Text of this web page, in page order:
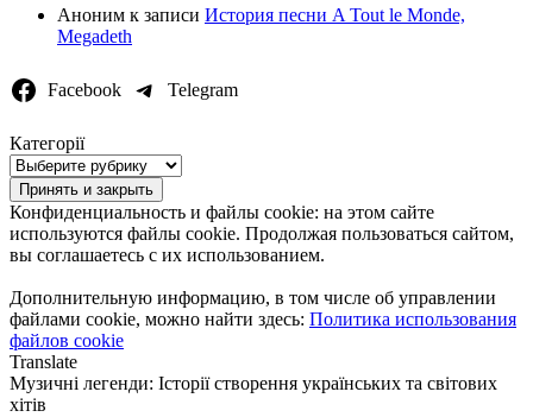
Аноним к записи История песни A Tout le Monde,
Megadeth
Facebook Telegram
Категорії
Категорії
Конфиденциальность и файлы cookie: на этом сайте
используются файлы cookie. Продолжая пользоваться сайтом,
вы соглашаетесь с их использованием.
Дополнительную информацию, в том числе об управлении
файлами cookie, можно найти здесь: Политика использования
файлов cookie
Translate
Музичні легенди: Історії створення українських та світових
хітів